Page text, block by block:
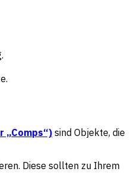
„Comps“)sind Objekte, die
Diese sollten zu Ihrem